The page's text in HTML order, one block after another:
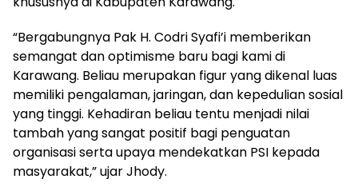
“Bergabungnya Pak H. Codri Syafi’i memberikan
semangat dan optimisme baru bagi kami di
Karawang. Beliau merupakan figur yang dikenal luas
memiliki pengalaman, jaringan, dan kepedulian sosial
yang tinggi. Kehadiran beliau tentu menjadi nilai
tambah yang sangat positif bagi penguatan
organisasi serta upaya mendekatkan PSI kepada
masyarakat,” ujar Jhody.